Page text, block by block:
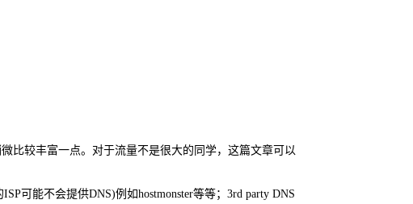
比较丰富一点。对于流量不是很大的同学，这篇文章可以
可能不会提供DNS)例如hostmonster等等；3rd party DNS